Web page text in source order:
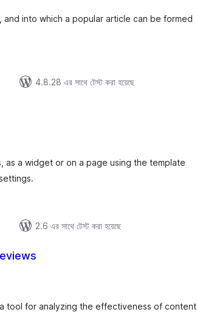
and into which a popular article can be formed
4.8.28 এর সাথে টেস্ট করা হয়েছে
as a widget or on a page using the template
2.6 এর সাথে টেস্ট করা হয়েছে
tool for analyzing the effectiveness of content